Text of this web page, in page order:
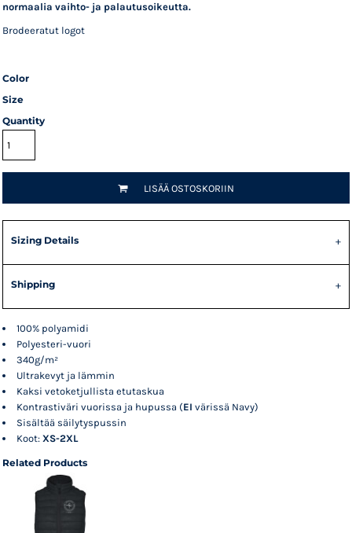
normaalia vaihto- ja palautusoikeutta.
Brodeeratut logot
Color
Size
Quantity
LISÄÄ OSTOSKORIIN
Sizing Details
Shipping
100% polyamidi
Polyesteri-vuori
340g/m²
Ultrakevyt ja lämmin
Kaksi vetoketjullista etutaskua
Kontrastiväri vuorissa ja hupussa (EI värissä Navy)
Sisältää säilytyspussin
Koot: XS-2XL
Related Products